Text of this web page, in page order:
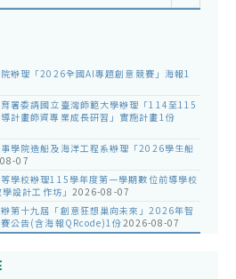
辦理「2026全國AI專題創意競賽」海報1
署委請國立臺灣師範大學辦理「114至115
計畫師資專業成長研習」實施計畫1份
學院造船及海洋工程系辦理「2026學生船
07
學校辦理115學年度第一學期數位前導學校
設計工作坊」 2026-08-07
第十九屆「創意狂想巢向未來」2026年智
公告(含海報QRcode)1份2026-08-07